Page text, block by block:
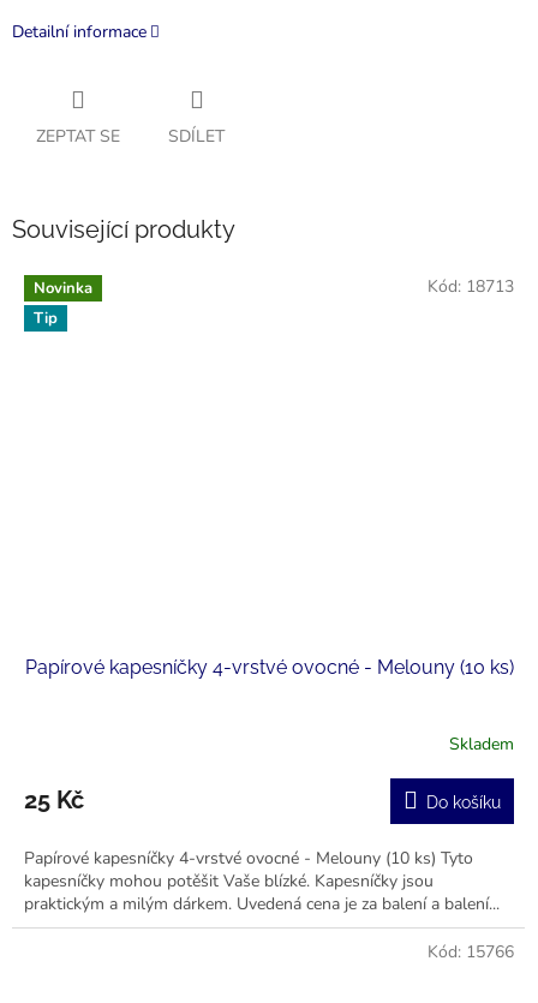
Detailní informace
ZEPTAT SE SDÍLET
Související produkty
Novinka
Tip
Papírové kapesníčky 4-vrstvé ovocné - Melouny (10 ks)
Skladem
25 Kč Do košíku
Papírové kapesníčky 4-vrstvé ovocné - Melouny (10 ks) Tyto
kapesníčky mohou potěšit Vaše blízké. Kapesníčky jsou
praktickým a milým dárkem. Uvedená cena je za balení a balení...
Kód: 18713
Kód: 15766